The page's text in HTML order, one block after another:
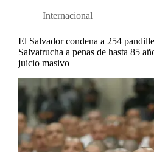
Internacional
El Salvador condena a 254
Salvatrucha a penas de hasta 85
juicio masivo